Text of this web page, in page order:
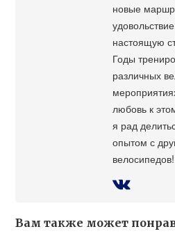
новые
настоящую
Годы
различных
любовь к
я рад
опытом с
велосипедов!
Вам также может